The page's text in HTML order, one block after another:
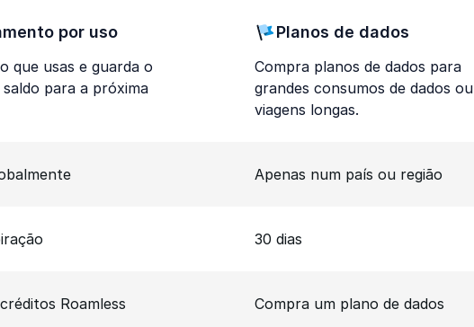
por uso
que usas e guarda o
para a próxima
Planos de dados
Compra planos de dados para
grandes consumos de dados ou
viagens longas.
Apenas num país ou região
30 dias
Roamless Compra um plano de dados